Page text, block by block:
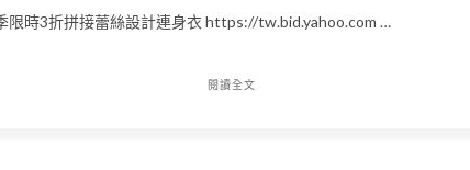
限時3折拼接蕾絲設計連身衣 https://tw.bid.yahoo.com …
閱讀全文